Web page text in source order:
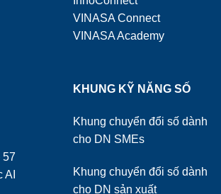
VINASA Connect
VINASA Academy
57
AI
KHUNG KỸ NĂNG SỐ
Khung chuyển đổi số dành
cho DN SMEs
Khung chuyển đổi số dành
cho DN sản xuất